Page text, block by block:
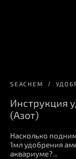
SEACHEM
Инструкция
(Азот)
Насколько
1мл удобрения
аквариуме?...